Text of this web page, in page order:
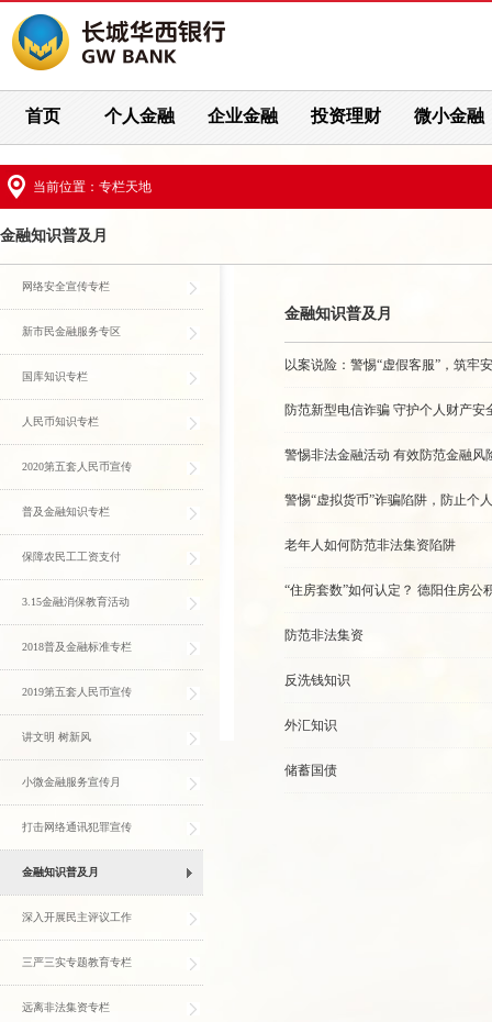
首页 个人金融 企业金融 投资理财 微小金融
当前位置：专栏天地
金融知识普及月
网络安全宣传专栏
新市民金融服务专区
国库知识专栏
人民币知识专栏
2020第五套人民币宣传
普及金融知识专栏
保障农民工工资支付
3.15金融消保教育活动
2018普及金融标准专栏
2019第五套人民币宣传
讲文明 树新风
小微金融服务宣传月
打击网络通讯犯罪宣传
金融知识普及月
深入开展民主评议工作
三严三实专题教育专栏
远离非法集资专栏
金融知识普及月
以案说险：警惕“虚假客服”，筑牢
防范新型电信诈骗 守护个人财产安
警惕非法金融活动 有效防范金融风
警惕“虚拟货币”诈骗陷阱，防止个
老年人如何防范非法集资陷阱
“住房套数”如何认定？ 德阳住房公
防范非法集资
反洗钱知识
外汇知识
储蓄国债